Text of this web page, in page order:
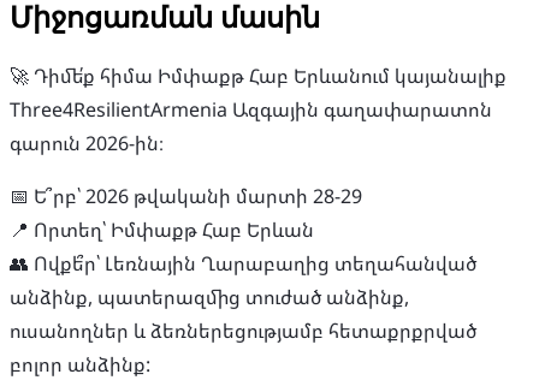
Միջոցառման մասին
🚀 Դիմե՛ք հիմա Իմփաքթ Հաբ Երևանում կայանալիք
Three4ResilientArmenia Ազգային գաղափարատոն
գարուն 2026-ին։
📅 Ե՞րբ՝ 2026 թվականի մարտի 28-29
📍 Որտեղ՝ Իմփաքթ Հաբ Երևան
👥 Ովքե՞ր՝ Լեռնային Ղարաբաղից տեղահանված
անձինք, պատերազմից տուժած անձինք,
ուսանողներ և ձեռներեցությամբ հետաքրքրված
բոլոր անձինք: